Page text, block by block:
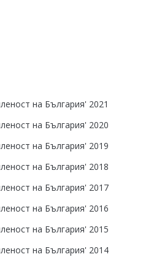
на България' 2021
на България' 2020
на България' 2019
на България' 2018
на България' 2017
на България' 2016
на България' 2015
на България' 2014